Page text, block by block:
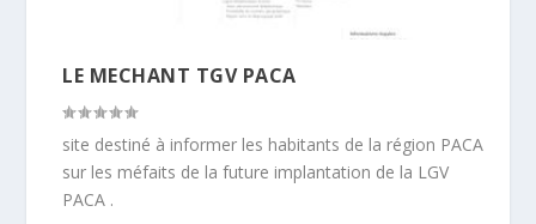
LE MECHANT TGV PACA
site destiné à informer les habitants de la région PACA
sur les méfaits de la future implantation de la LGV
PACA .